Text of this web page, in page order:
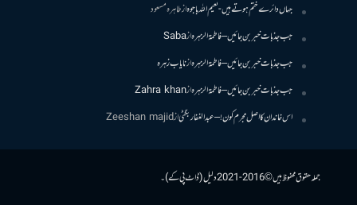
جہاں دائرے ختم ہوتے ہیں- نعیم اللہ باجوہازطاہرہ مسعود
جب جذبات خبر بن جائیں – فاطمۃالزہرہازSaba
جب جذبات خبر بن جائیں – فاطمۃالزہرہازنایاب زہرہ
جب جذبات خبر بن جائیں – فاطمۃالزہرہازZahra khan
اس خاندان کا اصل مجرم کون! – عبدالغفار بگٹیازZeeshan majid
جملہ حقوق محفوظ ہیں © 2016-2021 دلیل (ڈاٹ پی کے)۔